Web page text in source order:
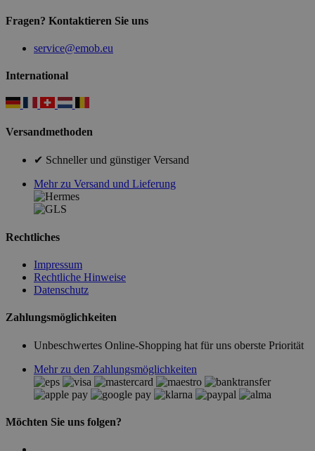
Fragen? Kontaktieren Sie uns
service@emob.eu
International
Versandmethoden
✔ Schneller und günstiger Versand
Mehr zu Versand und Lieferung
Rechtliches
Impressum
Rechtliche Hinweise
Datenschutz
Zahlungsmöglichkeiten
Unbeschwertes Online-Shopping hat für uns oberste Priorität
Mehr zu den Zahlungsmöglichkeiten
Möchten Sie uns folgen?